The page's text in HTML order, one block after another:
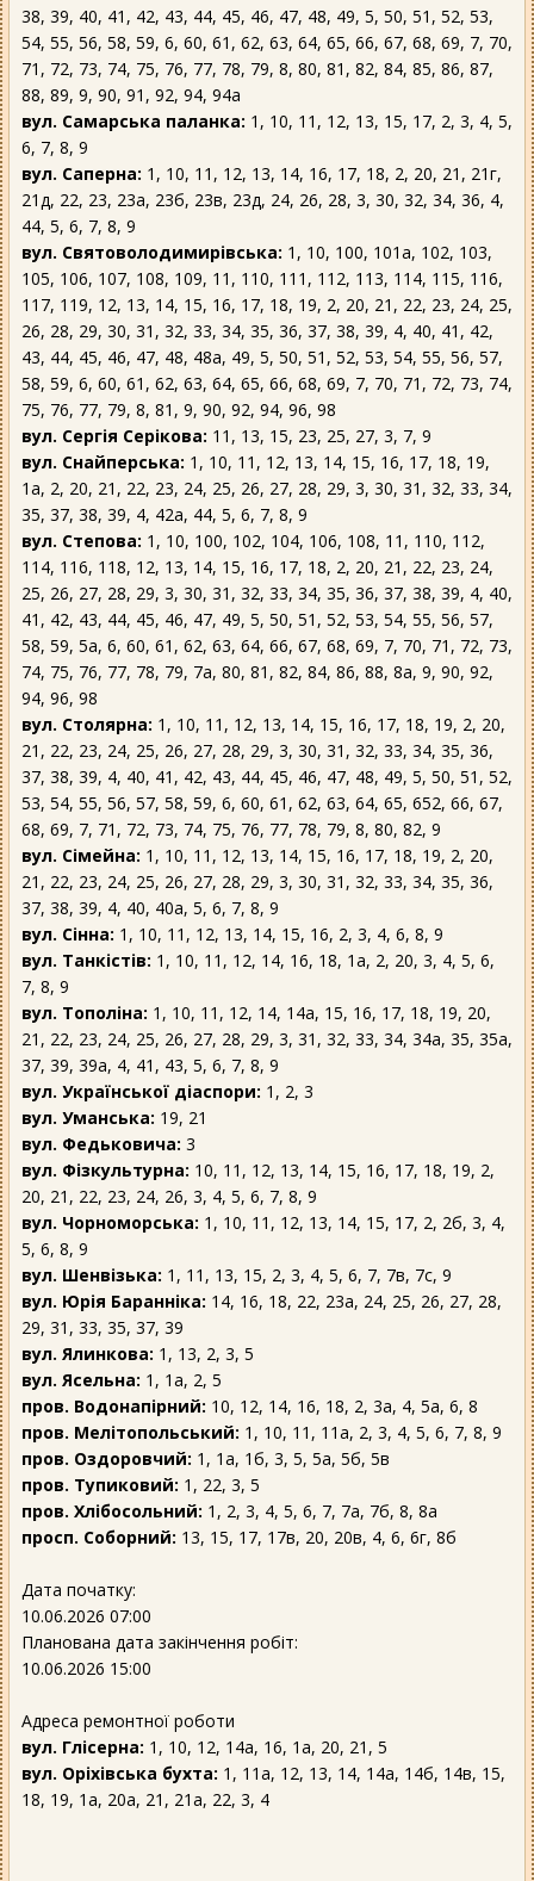
38, 39, 40, 41, 42, 43, 44, 45, 46, 47, 48, 49, 5, 50, 51, 52, 53,
54, 55, 56, 58, 59, 6, 60, 61, 62, 63, 64, 65, 66, 67, 68, 69, 7, 70,
71, 72, 73, 74, 75, 76, 77, 78, 79, 8, 80, 81, 82, 84, 85, 86, 87,
88, 89, 9, 90, 91, 92, 94, 94а
вул. Самарська паланка: 1, 10, 11, 12, 13, 15, 17, 2, 3, 4, 5,
6, 7, 8, 9
вул. Саперна: 1, 10, 11, 12, 13, 14, 16, 17, 18, 2, 20, 21, 21г,
21д, 22, 23, 23а, 23б, 23в, 23д, 24, 26, 28, 3, 30, 32, 34, 36, 4,
44, 5, 6, 7, 8, 9
вул. Святоволодимирівська: 1, 10, 100, 101а, 102, 103,
105, 106, 107, 108, 109, 11, 110, 111, 112, 113, 114, 115, 116,
117, 119, 12, 13, 14, 15, 16, 17, 18, 19, 2, 20, 21, 22, 23, 24, 25,
26, 28, 29, 30, 31, 32, 33, 34, 35, 36, 37, 38, 39, 4, 40, 41, 42,
43, 44, 45, 46, 47, 48, 48а, 49, 5, 50, 51, 52, 53, 54, 55, 56, 57,
58, 59, 6, 60, 61, 62, 63, 64, 65, 66, 68, 69, 7, 70, 71, 72, 73, 74,
75, 76, 77, 79, 8, 81, 9, 90, 92, 94, 96, 98
вул. Сергія Серікова: 11, 13, 15, 23, 25, 27, 3, 7, 9
вул. Снайперська: 1, 10, 11, 12, 13, 14, 15, 16, 17, 18, 19,
1а, 2, 20, 21, 22, 23, 24, 25, 26, 27, 28, 29, 3, 30, 31, 32, 33, 34,
35, 37, 38, 39, 4, 42а, 44, 5, 6, 7, 8, 9
вул. Степова: 1, 10, 100, 102, 104, 106, 108, 11, 110, 112,
114, 116, 118, 12, 13, 14, 15, 16, 17, 18, 2, 20, 21, 22, 23, 24,
25, 26, 27, 28, 29, 3, 30, 31, 32, 33, 34, 35, 36, 37, 38, 39, 4, 40,
41, 42, 43, 44, 45, 46, 47, 49, 5, 50, 51, 52, 53, 54, 55, 56, 57,
58, 59, 5а, 6, 60, 61, 62, 63, 64, 66, 67, 68, 69, 7, 70, 71, 72, 73,
74, 75, 76, 77, 78, 79, 7а, 80, 81, 82, 84, 86, 88, 8а, 9, 90, 92,
94, 96, 98
вул. Столярна: 1, 10, 11, 12, 13, 14, 15, 16, 17, 18, 19, 2, 20,
21, 22, 23, 24, 25, 26, 27, 28, 29, 3, 30, 31, 32, 33, 34, 35, 36,
37, 38, 39, 4, 40, 41, 42, 43, 44, 45, 46, 47, 48, 49, 5, 50, 51, 52,
53, 54, 55, 56, 57, 58, 59, 6, 60, 61, 62, 63, 64, 65, 652, 66, 67,
68, 69, 7, 71, 72, 73, 74, 75, 76, 77, 78, 79, 8, 80, 82, 9
вул. Сімейна: 1, 10, 11, 12, 13, 14, 15, 16, 17, 18, 19, 2, 20,
21, 22, 23, 24, 25, 26, 27, 28, 29, 3, 30, 31, 32, 33, 34, 35, 36,
37, 38, 39, 4, 40, 40а, 5, 6, 7, 8, 9
вул. Сінна: 1, 10, 11, 12, 13, 14, 15, 16, 2, 3, 4, 6, 8, 9
вул. Танкістів: 1, 10, 11, 12, 14, 16, 18, 1а, 2, 20, 3, 4, 5, 6,
7, 8, 9
вул. Тополіна: 1, 10, 11, 12, 14, 14а, 15, 16, 17, 18, 19, 20,
21, 22, 23, 24, 25, 26, 27, 28, 29, 3, 31, 32, 33, 34, 34а, 35, 35а,
37, 39, 39а, 4, 41, 43, 5, 6, 7, 8, 9
вул. Української діаспори: 1, 2, 3
вул. Уманська: 19, 21
вул. Федьковича: 3
вул. Фізкультурна: 10, 11, 12, 13, 14, 15, 16, 17, 18, 19, 2,
20, 21, 22, 23, 24, 26, 3, 4, 5, 6, 7, 8, 9
вул. Чорноморська: 1, 10, 11, 12, 13, 14, 15, 17, 2, 2б, 3, 4,
5, 6, 8, 9
вул. Шенвізька: 1, 11, 13, 15, 2, 3, 4, 5, 6, 7, 7в, 7с, 9
вул. Юрія Баранніка: 14, 16, 18, 22, 23а, 24, 25, 26, 27, 28,
29, 31, 33, 35, 37, 39
вул. Ялинкова: 1, 13, 2, 3, 5
вул. Ясельна: 1, 1а, 2, 5
пров. Водонапірний: 10, 12, 14, 16, 18, 2, 3а, 4, 5а, 6, 8
пров. Мелітопольський: 1, 10, 11, 11а, 2, 3, 4, 5, 6, 7, 8, 9
пров. Оздоровчий: 1, 1а, 1б, 3, 5, 5а, 5б, 5в
пров. Тупиковий: 1, 22, 3, 5
пров. Хлібосольний: 1, 2, 3, 4, 5, 6, 7, 7а, 7б, 8, 8а
просп. Соборний: 13, 15, 17, 17в, 20, 20в, 4, 6, 6г, 8б
Дата початку:
10.06.2026 07:00
Планована дата закінчення робіт:
10.06.2026 15:00
Адреса ремонтної роботи
вул. Глісерна: 1, 10, 12, 14а, 16, 1а, 20, 21, 5
вул. Оріхівська бухта: 1, 11а, 12, 13, 14, 14а, 14б, 14в, 15,
18, 19, 1а, 20а, 21, 21а, 22, 3, 4